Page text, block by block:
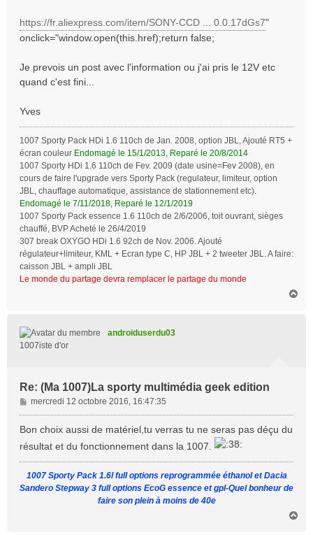
https://fr.aliexpress.com/item/SONY-CCD ... 0.0.17dGs7"
onclick="window.open(this.href);return false;
Je prevois un post avec l'information ou j'ai pris le 12V etc
quand c'est fini...
Yves
1007 Sporty Pack HDi 1.6 110ch de Jan. 2008, option JBL, Ajouté RT5 +
écran couleur Endomagé le 15/1/2013, Reparé le 20/8/2014
1007 Sporty HDi 1.6 110ch de Fev. 2009 (date usine=Fev 2008), en
cours de faire l'upgrade vers Sporty Pack (regulateur, limiteur, option
JBL, chauffage automatique, assistance de stationnement etc).
Endomagé le 7/11/2018, Reparé le 12/1/2019
1007 Sporty Pack essence 1.6 110ch de 2/6/2006, toit ouvrant, sièges
chauffé, BVP Acheté le 26/4/2019
307 break OXYGO HDi 1.6 92ch de Nov. 2006. Ajouté
régulateur+limiteur, KML + Ecran type C, HP JBL + 2 tweeter JBL. A faire:
caisson JBL + ampli JBL
Le monde du partage devra remplacer le partage du monde
androiduserdu03
1007iste d'or
Re: (Ma 1007)La sporty multimédia geek edition
M
e
s
a
g
e
mercredi 12 octobre 2016, 16:47:35
Bon choix aussi de matériel,tu verras tu ne seras pas déçu du
résultat et du fonctionnement dans la 1007.
1007 Sporty Pack 1.6l full options reprogrammée éthanol et Dacia
Sandero Stepway 3 full options EcoG essence et gpl-Quel bonheur de
faire son plein à moins de 40e